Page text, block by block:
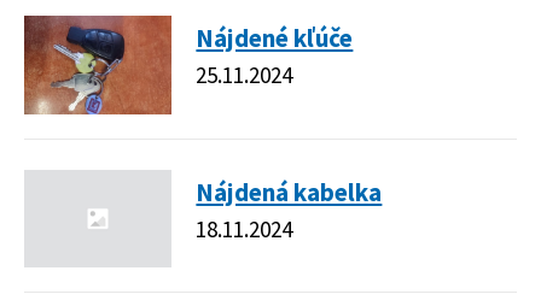
Nájdené kľúče
25.11.2024
Nájdená kabelka
18.11.2024